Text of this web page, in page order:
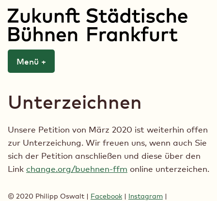
Zum
Inhalt
springen
Zukunft Städtische
Menü +
Unterzeichnen
Unsere Petition von März 2020 ist weiterhin offen
zur Unterzeichung. Wir freuen uns, wenn auch Sie
sich der Petition anschließen und diese über den
Link change.org/buehnen-ffm online unterzeichen.
© 2020 Philipp Oswalt | Facebook | Instagram |